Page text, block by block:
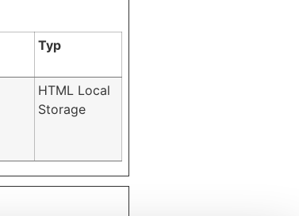
Typ
HTML Local
Storage